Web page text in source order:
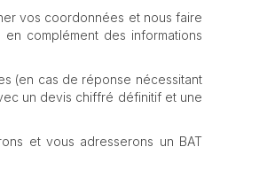
vos coordonnées et nous faire
complément des informations
(en cas de réponse nécessitant
un devis chiffré définitif et une
et vous adresserons un BAT